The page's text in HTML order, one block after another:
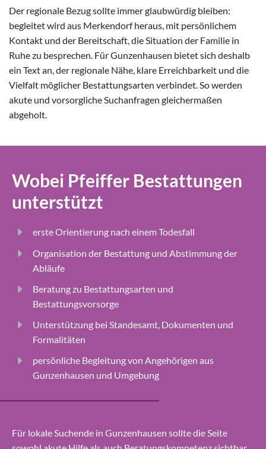
Der regionale Bezug sollte immer glaubwürdig bleiben:
begleitet wird aus Merkendorf heraus, mit persönlichem
Kontakt und der Bereitschaft, die Situation der Familie in
Ruhe zu besprechen. Für Gunzenhausen bietet sich deshalb
ein Text an, der regionale Nähe, klare Erreichbarkeit und die
Vielfalt möglicher Bestattungsarten verbindet. So werden
akute und vorsorgliche Suchanfragen gleichermaßen
abgeholt.
Wobei Pfeiffer Bestattungen
unterstützt
erste Orientierung nach einem Todesfall
Organisation der Bestattung und Abstimmung der
Abläufe
Beratung zu Bestattungsarten und
Bestattungsvorsorge
Unterstützung bei Standesamt, Dokumenten und
Formalitäten
persönliche Begleitung von Angehörigen aus
Gunzenhausen und Umgebung
Für lokale Suchende in Gunzenhausen sollte die Seite